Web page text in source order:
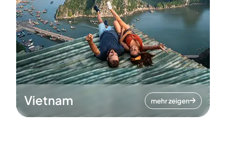
Vietnam mehr zeigen